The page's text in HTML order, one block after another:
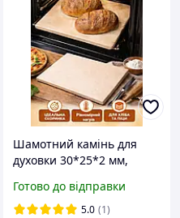
Шамотний камінь для
духовки 30*25*2 мм,
піци, хліба та домашньої
випічки
Готово до відправки
5.0 (1)